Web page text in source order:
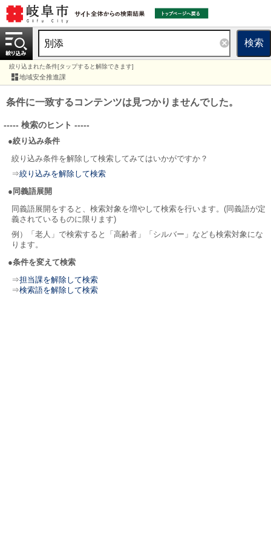
検索
絞り込まれた条件[タップすると解除できます]
地域安全推進課
条件に一致するコンテンツは見つかりませんでした。
----- 検索のヒント -----
●絞り込み条件
絞り込み条件を解除して検索してみてはいかがですか？
⇒絞り込みを解除して検索
●同義語展開
同義語展開をすると、検索対象を増やして検索を行います。(同義語が定
義されているものに限ります)
例）「老人」で検索すると「高齢者」「シルバー」なども検索対象にな
ります。
●条件を変えて検索
⇒担当課を解除して検索
⇒検索語を解除して検索